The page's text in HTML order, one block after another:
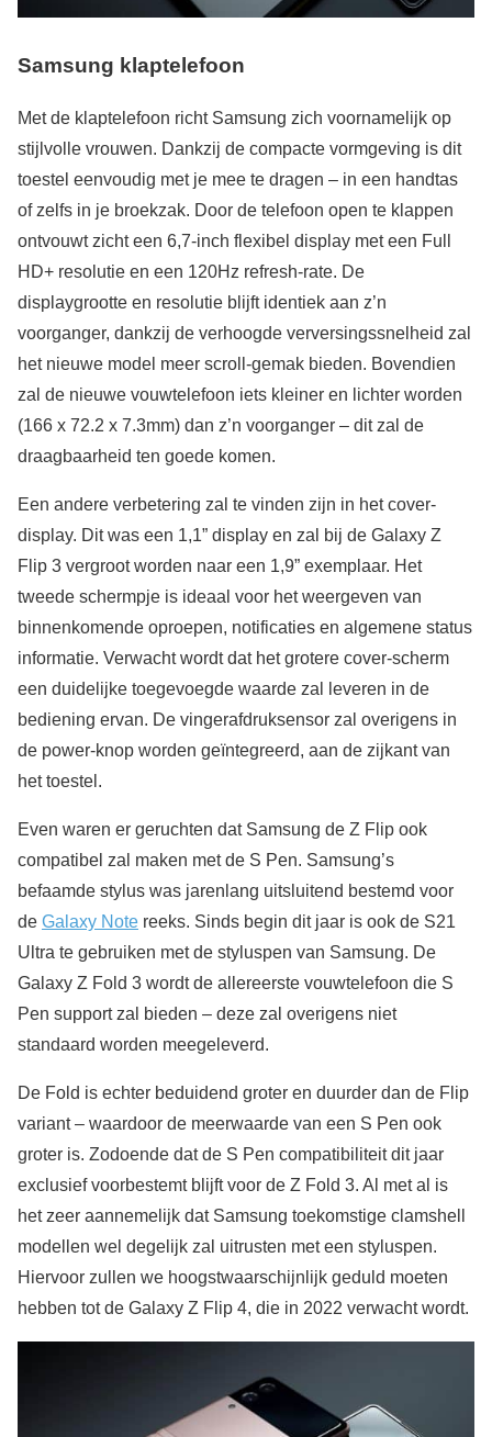
Samsung klaptelefoon
Met de klaptelefoon richt Samsung zich voornamelijk op
stijlvolle vrouwen. Dankzij de compacte vormgeving is dit
toestel eenvoudig met je mee te dragen – in een handtas
of zelfs in je broekzak. Door de telefoon open te klappen
ontvouwt zicht een 6,7-inch flexibel display met een Full
HD+ resolutie en een 120Hz refresh-rate. De
displaygrootte en resolutie blijft identiek aan z’n
voorganger, dankzij de verhoogde verversingssnelheid zal
het nieuwe model meer scroll-gemak bieden. Bovendien
zal de nieuwe vouwtelefoon iets kleiner en lichter worden
(166 x 72.2 x 7.3mm) dan z’n voorganger – dit zal de
draagbaarheid ten goede komen.
Een andere verbetering zal te vinden zijn in het cover-
display. Dit was een 1,1” display en zal bij de Galaxy Z
Flip 3 vergroot worden naar een 1,9” exemplaar. Het
tweede schermpje is ideaal voor het weergeven van
binnenkomende oproepen, notificaties en algemene status
informatie. Verwacht wordt dat het grotere cover-scherm
een duidelijke toegevoegde waarde zal leveren in de
bediening ervan. De vingerafdruksensor zal overigens in
de power-knop worden geïntegreerd, aan de zijkant van
het toestel.
Even waren er geruchten dat Samsung de Z Flip ook
compatibel zal maken met de S Pen. Samsung’s
befaamde stylus was jarenlang uitsluitend bestemd voor
de Galaxy Note reeks. Sinds begin dit jaar is ook de S21
Ultra te gebruiken met de styluspen van Samsung. De
Galaxy Z Fold 3 wordt de allereerste vouwtelefoon die S
Pen support zal bieden – deze zal overigens niet
standaard worden meegeleverd.
De Fold is echter beduidend groter en duurder dan de Flip
variant – waardoor de meerwaarde van een S Pen ook
groter is. Zodoende dat de S Pen compatibiliteit dit jaar
exclusief voorbestemt blijft voor de Z Fold 3. Al met al is
het zeer aannemelijk dat Samsung toekomstige clamshell
modellen wel degelijk zal uitrusten met een styluspen.
Hiervoor zullen we hoogstwaarschijnlijk geduld moeten
hebben tot de Galaxy Z Flip 4, die in 2022 verwacht wordt.